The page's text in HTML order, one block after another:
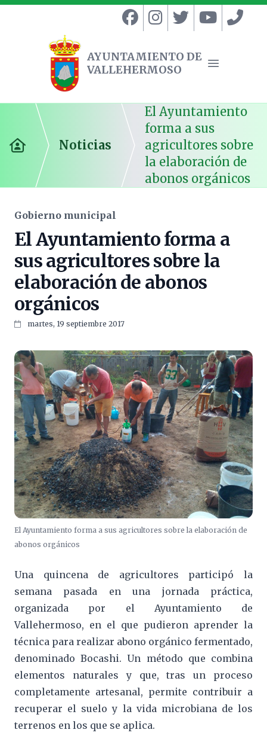
Ayuntamiento de Vallehermoso
AYUNTAMIENTO DE
VALLEHERMOSO
Abrir
Inicio Noticias
El Ayuntamiento
forma a sus
agricultores sobre
la elaboración de
abonos orgánicos
Gobierno municipal
El Ayuntamiento forma a
sus agricultores sobre la
elaboración de abonos
orgánicos
martes, 19 septiembre 2017
El Ayuntamiento forma a sus agricultores sobre la elaboración de
abonos orgánicos
Una quincena de agricultores participó la
semana pasada en una jornada práctica,
organizada por el Ayuntamiento de
Vallehermoso, en el que pudieron aprender la
técnica para realizar abono orgánico fermentado,
denominado Bocashi. Un método que combina
elementos naturales y que, tras un proceso
completamente artesanal, permite contribuir a
recuperar el suelo y la vida microbiana de los
terrenos en los que se aplica.